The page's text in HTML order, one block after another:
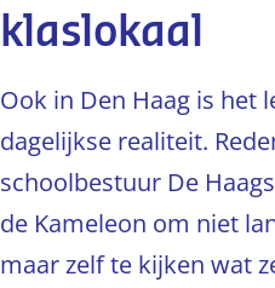
klaslokaal
Ook in Den Haag is het
dagelijkse realiteit.
schoolbestuur De
de Kameleon om niet
maar zelf te kijken wat